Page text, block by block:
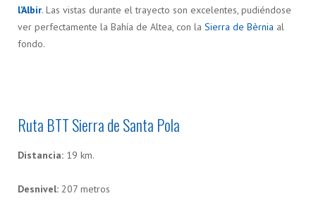
l’Albir. Las vistas durante el trayecto son excelentes, pudiéndose
ver perfectamente la Bahía de Altea, con la Sierra de Bèrnia al
fondo.
Ruta BTT Sierra de Santa Pola
Distancia: 19 km.
Desnivel: 207 metros